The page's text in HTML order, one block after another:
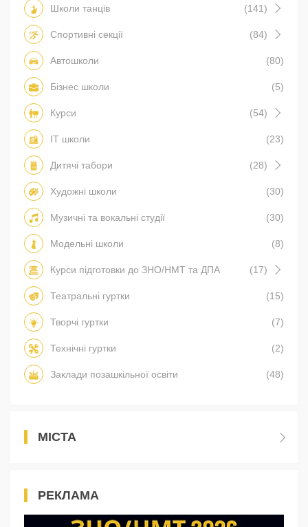
Школи танців (141)
Спортивні секції (84)
Автошколи (80)
Бізнес школи (5)
Курси (54)
IT школи (23)
Дитячі табори (28)
Художні школи (30)
Музичні та вокальні студії (30)
Модельні школи (8)
Курси підготовки до ЗНО/НМТ та ДПА (17)
Театральні гуртки (15)
Творчі гуртки (7)
Технічні гуртки (2)
Заклади позашкільної освіти (48)
МІСТА
РЕКЛАМА